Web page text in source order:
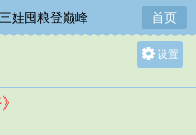
娃囤粮登巅峰 首页
设置